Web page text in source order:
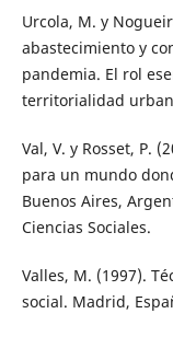
Urcola, M. y
abastecimiento y
pandemia. El rol
territorialidad
Val, V. y Rosset, P.
para un mundo
Buenos Aires,
Ciencias Sociales.
Valles, M. (1997).
social. Madrid,